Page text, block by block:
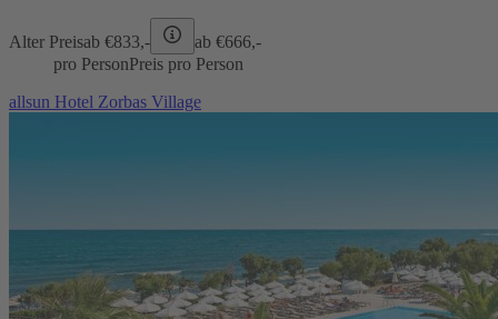
Alter Preisab €833,- ab €666,-
pro PersonPreis pro Person
allsun Hotel Zorbas Village